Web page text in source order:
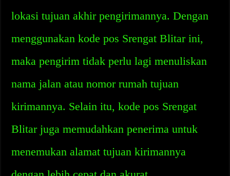
lokasi tujuan akhir pengirimannya. Dengan
menggunakan kode pos Srengat Blitar ini,
maka pengirim tidak perlu lagi menuliskan
nama jalan atau nomor rumah tujuan
kirimannya. Selain itu, kode pos Srengat
Blitar juga memudahkan penerima untuk
menemukan alamat tujuan kirimannya